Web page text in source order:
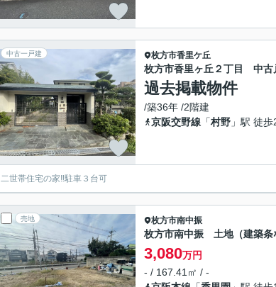
中古一戸建 枚方市香里ケ丘
枚方市香里ヶ丘２丁目 中古
過去掲載物件
/築36年 /2階建
京阪交野線 「村野 」駅 徒
二世帯住宅の家‼︎駐車３台可
売地 枚方市南中振
枚方市南中振 土地（建築条
3,080万円
- / 167.41㎡ / -